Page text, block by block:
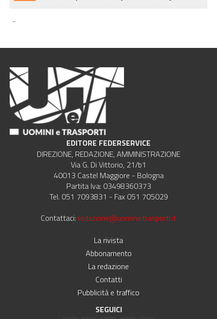
-
EDITORE FEDERSERVICE
DIREZIONE, REDAZIONE, AMMINISTRAZIONE
Via G. Di Vittorio, 21/b1
40013 Castel Maggiore - Bologna
Partita Iva: 03498360373
Tel. 051 7093831 - Fax 051 705029
Contattaci: redazione@uominietrasporti.it
La rivista
Abbonamento
La redazione
Contatti
Pubblicità e traffico
SEGUICI